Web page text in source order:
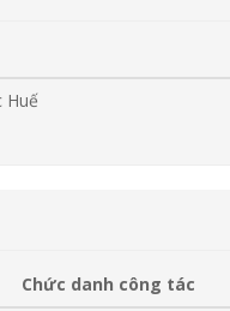
Huế
Chức danh công tác